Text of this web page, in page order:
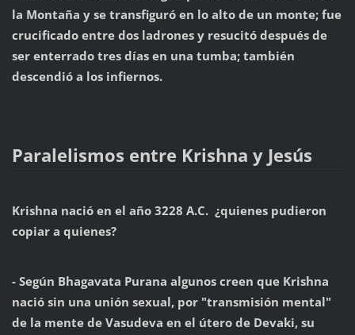
la Montaña y se transfiguró en lo alto de un monte; fue
crucificado entre dos ladrones y resucitó después de
ser enterrado tres días en una tumba; también
descendió a los infiernos.
Paralelismos entre Krishna y Jesús
Krishna nació en el año 3228 A.C. ¿quienes pudieron
copiar a quienes?
- Según Bhagavata Purana algunos creen que Krishna
nació sin una unión sexual, por "transmisión mental"
de la mente de Vasudeva en el útero de Devaki, su